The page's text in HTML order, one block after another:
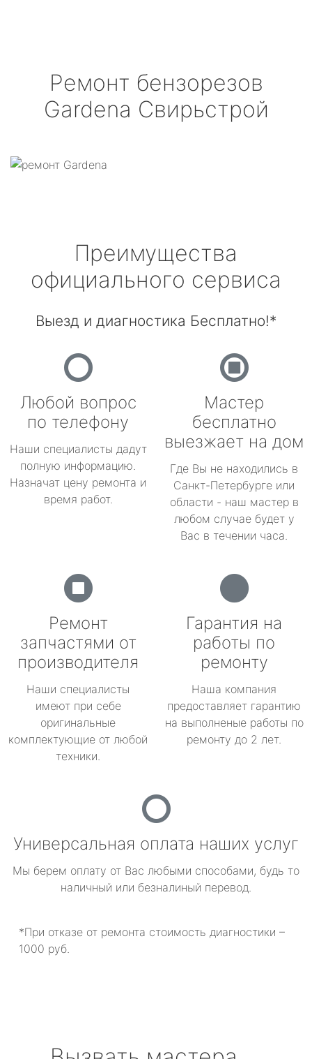
Ремонт бензорезов
Gardena Свирьстрой
Преимущества
официального сервиса
Выезд и диагностика Бесплатно!*
Любой вопрос
по телефону
Наши специалисты дадут
полную информацию.
Назначат цену ремонта и
время работ.
Мастер
бесплатно
выезжает на дом
Где Вы не находились в
Санкт-Петербурге или
области - наш мастер в
любом случае будет у
Вас в течении часа.
Ремонт
запчастями от
производителя
Наши специалисты
имеют при себе
оригинальные
комплектующие от любой
техники.
Гарантия на
работы по
ремонту
Наша компания
предоставляет гарантию
на выполненые работы по
ремонту до 2 лет.
Универсальная оплата наших услуг
Мы берем оплату от Вас любыми способами, будь то
наличный или безналиный перевод.
*При отказе от ремонта стоимость диагностики –
1000 руб.